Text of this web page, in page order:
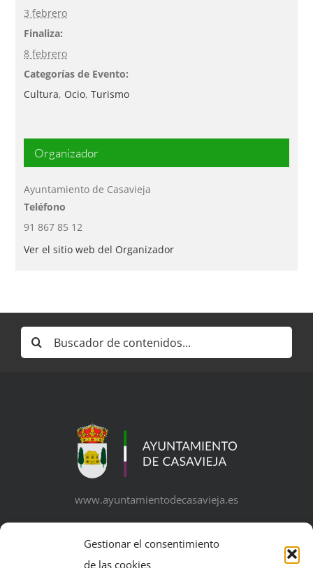
Gestionar el consentimiento
de las cookies
3 febrero
Finaliza:
8 febrero
Categorías de Evento:
Cultura, Ocio,Turismo
Organizador
Ayuntamiento de Casavieja
Teléfono
91 867 85 12
Ver el sitio web del Organizador
Buscar:
www.ayuntamientodecasavieja.es